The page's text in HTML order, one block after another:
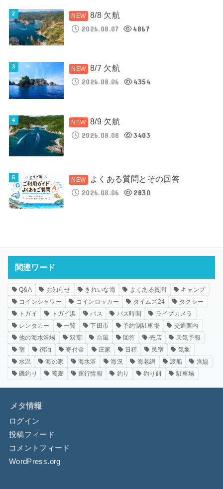
8/8 欠航
2026.08.07
4867
8/7 欠航
2026.08.06
4354
8/9 欠航
2026.08.08
3403
よくある質問とその回答
2026.08.06
2830
関連ワード
Q&A お知らせ きれいな海 よくある質問
キャンプ
コインシャワー
コインロッカー タイムズ24
タクシー
トガイ
トガイ浜 バス バス時間
ライブカメラ
レンタカー
一覧 下田市 予約制駐車場
交通案内
他の海水浴場
双葉 台風 回答 売店
天気予報
宿
宿泊 寄付金 庄家 日程 民宿
気象
水温
海の家 海水浴 海況 海老網 渡船
漁協
磯釣り
蕎麦 運行情報 釣り 釣り餌 駐車場
メタ情報
ログイン
投稿フィード
コメントフィード
WordPress.org